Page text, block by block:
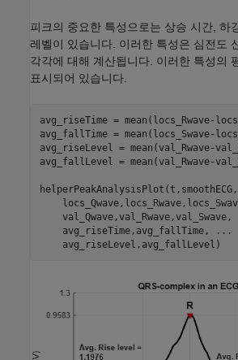
피크의 중요한 특성으로는 상승 시간, 하
레벨이 있습니다. 이러한 특성은 심전도
각각에 대해 계산됩니다. 이러한 특성의
표시되어 있습니다.
avg_riseTime = mean(locs_Rwave-
avg_fallTime = mean(locs_Swave-
avg_riseLevel = mean(val_Rwave-
avg_fallLevel = mean(val_Rwave-
helperPeakAnalysisPlot(t,smoothECG,
    val_Qwave,val_Rwave,val_Swave,
    avg_riseTime,avg_fallTime,
...
    avg_riseLevel,avg_fallLevel)